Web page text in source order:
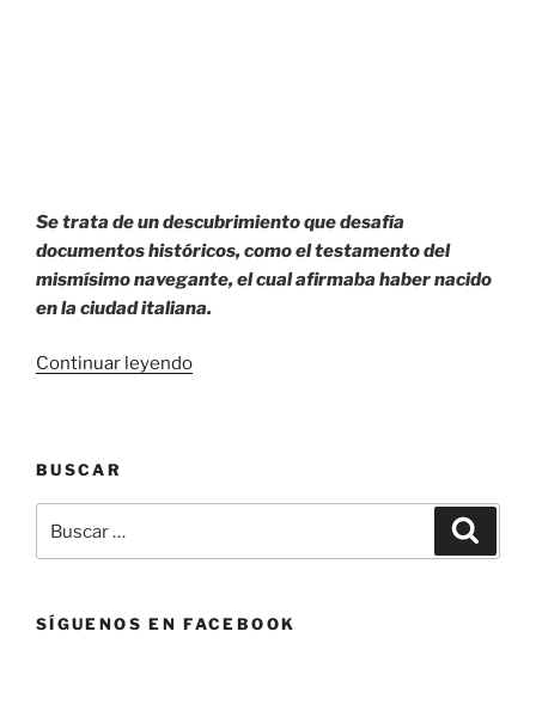
Se trata de un descubrimiento que desafía
documentos históricos, como el testamento del
mismísimo navegante, el cual afirmaba haber nacido
en la ciudad italiana.
Continuar leyendo«Cristóbal
y
verdadero
BUSCAR
por:
SÍGUENOS EN FACEBOOK